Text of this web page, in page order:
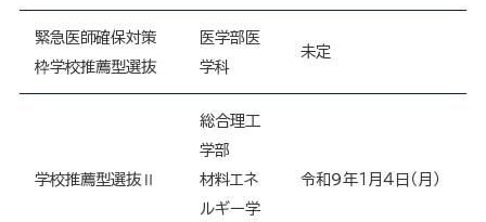
緊急医師確保対策
枠学校推薦型選抜
医学部医
学科
未定
学校推薦型選抜Ⅱ
総合理工
学部
材料エネ
ルギー学
令和９年１月４日（月）